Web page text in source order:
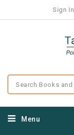
Sign In
Menu